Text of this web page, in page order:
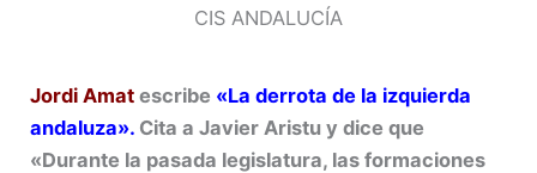
CIS ANDALUCÍA
Jordi Amat escribe «La derrota de la izquierda
andaluza». Cita a Javier Aristu y dice que
«Durante la pasada legislatura, las formaciones